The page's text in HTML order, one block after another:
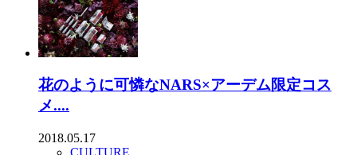
花のように可憐なNARS×アーデム限定コス
メ....
2018.05.17
CULTURE